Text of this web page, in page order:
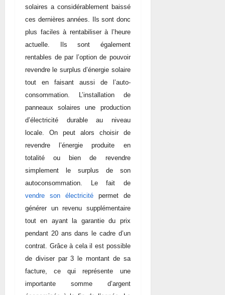
solaires a considérablement baissé
ces dernières années. Ils sont donc
plus faciles à rentabiliser à l’heure
actuelle. Ils sont également
rentables de par l’option de pouvoir
revendre le surplus d’énergie solaire
tout en faisant aussi de l’auto-
consommation. L’installation de
panneaux solaires une production
d’électricité durable au niveau
locale. On peut alors choisir de
revendre l’énergie produite en
totalité ou bien de revendre
simplement le surplus de son
autoconsommation. Le fait de
vendre son électricitépermet de
générer un revenu supplémentaire
tout en ayant la garantie du prix
pendant 20 ans dans le cadre d’un
contrat. Grâce à cela il est possible
de diviser par 3 le montant de sa
facture, ce qui représente une
importante somme d’argent